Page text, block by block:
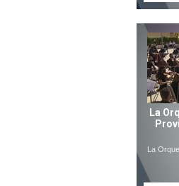
La
La